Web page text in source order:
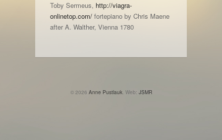
Toby Sermeus, http://viagra-
onlinetop.com/ fortepiano by Chris Maene
after A. Walther, Vienna 1780
© 2026 Anne Pustlauk. Web: JSMR